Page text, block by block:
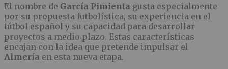
El nombre de García Pimienta gusta especialmente
por su propuesta futbolística, su experiencia en el
fútbol español y su capacidad para desarrollar
proyectos a medio plazo. Estas características
encajan con la idea que pretende impulsar el
Almería en esta nueva etapa.